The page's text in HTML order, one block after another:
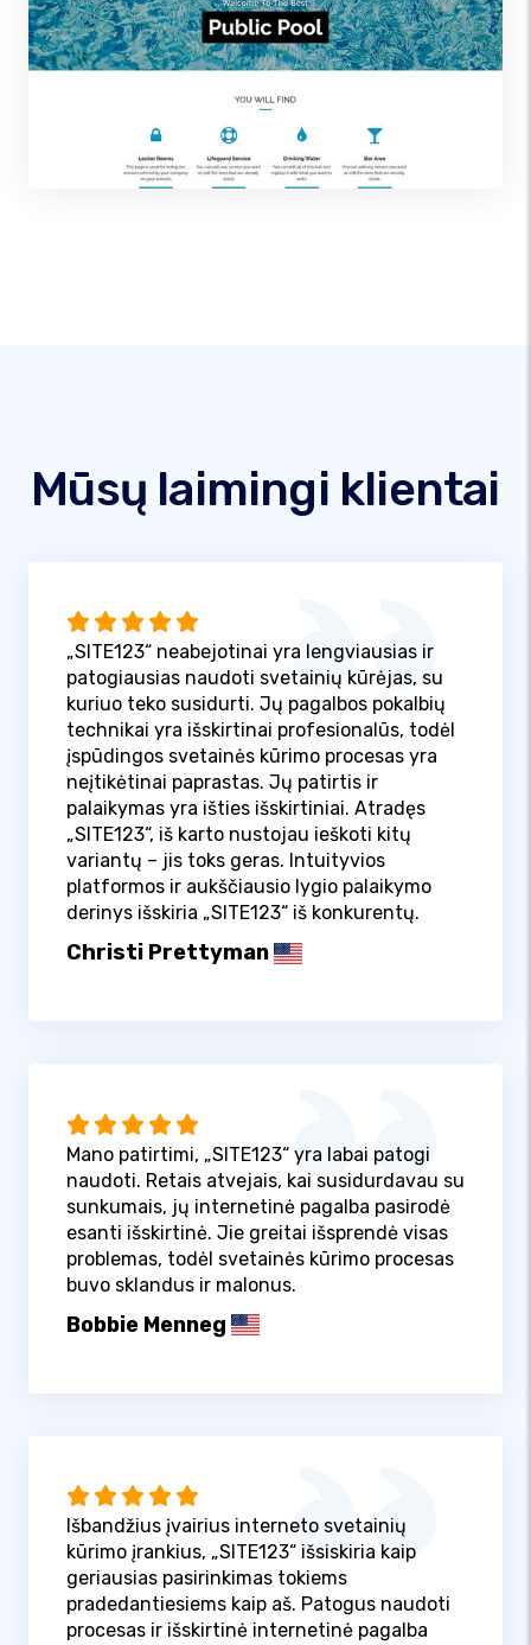
Mūsų laimingi klientai
„SITE123“ neabejotinai yra lengviausias ir
patogiausias naudoti svetainių kūrėjas, su
kuriuo teko susidurti. Jų pagalbos pokalbių
technikai yra išskirtinai profesionalūs, todėl
įspūdingos svetainės kūrimo procesas yra
neįtikėtinai paprastas. Jų patirtis ir
palaikymas yra išties išskirtiniai. Atradęs
„SITE123“, iš karto nustojau ieškoti kitų
variantų – jis toks geras. Intuityvios
platformos ir aukščiausio lygio palaikymo
derinys išskiria „SITE123“ iš konkurentų.
Christi Prettyman
Mano patirtimi, „SITE123“ yra labai patogi
naudoti. Retais atvejais, kai susidurdavau su
sunkumais, jų internetinė pagalba pasirodė
esanti išskirtinė. Jie greitai išsprendė visas
problemas, todėl svetainės kūrimo procesas
buvo sklandus ir malonus.
Bobbie Menneg
Išbandžius įvairius interneto svetainių
kūrimo įrankius, „SITE123“ išsiskiria kaip
geriausias pasirinkimas tokiems
pradedantiesiems kaip aš. Patogus naudoti
procesas ir išskirtinė internetinė pagalba